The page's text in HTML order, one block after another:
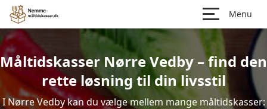
Menu
Måltidskasser Nørre Vedby – find den
rette løsning til din livsstil
I Nørre Vedby kan du vælge mellem mange måltidskasser: